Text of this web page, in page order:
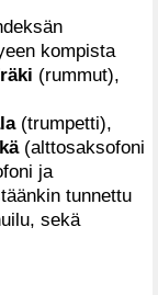
kompista
(rummut),
(trumpetti),
(alttosaksofoni
ja
tunnettu
sekä